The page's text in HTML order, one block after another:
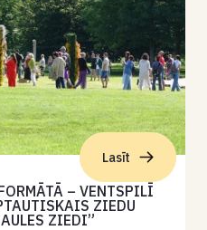
Lasīt
– VENTSPILĪ
ZIEDU
ZIEDI”